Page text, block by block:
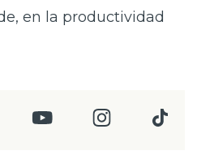
en la productividad